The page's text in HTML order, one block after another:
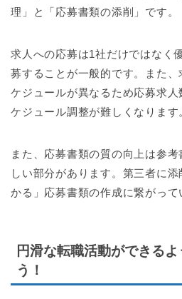
理」と「応募書類の添削」です。
求人への応募は1社だけではなく
募することが一般的です。また
ケジュールが異なるため応募求
ケジュール調整が難しくなります
また、応募書類の質の向上は参
しい部分があります。第三者に
かる」応募書類の作成に繋がって
円滑な転職活動ができる
う！